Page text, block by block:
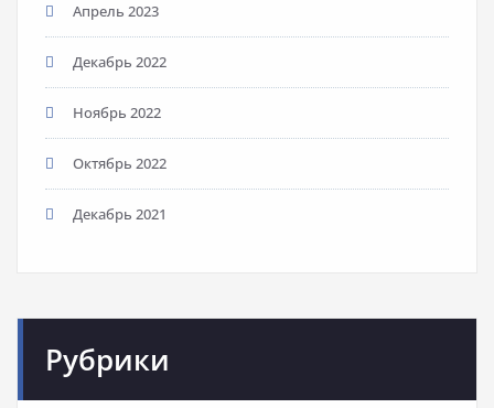
Апрель 2023
Декабрь 2022
Ноябрь 2022
Октябрь 2022
Декабрь 2021
Рубрики